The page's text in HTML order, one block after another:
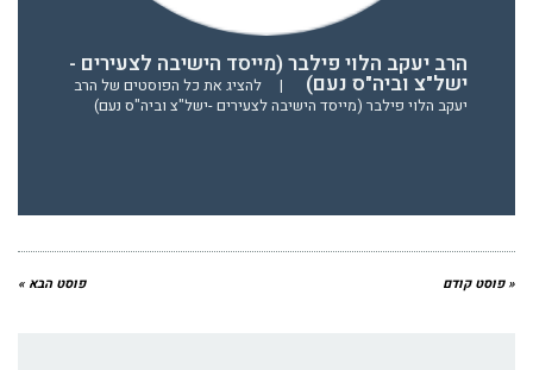
הרב יעקב הלוי פילבר (מייסד הישיבה לצעירים -
ישל"צ וביה"ס נעם) |
להציג את כל הפוסטים של הרב
יעקב הלוי פילבר (מייסד הישיבה לצעירים -ישל"צ וביה"ס נעם)
« פוסט קודם פוסט הבא »